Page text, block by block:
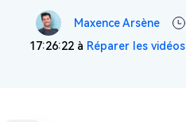
Maxence Arsène
17:26:22 à Réparer les vidéos